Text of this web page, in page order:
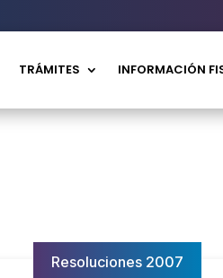
TRÁMITES INFORMACIÓN
Resoluciones 2007